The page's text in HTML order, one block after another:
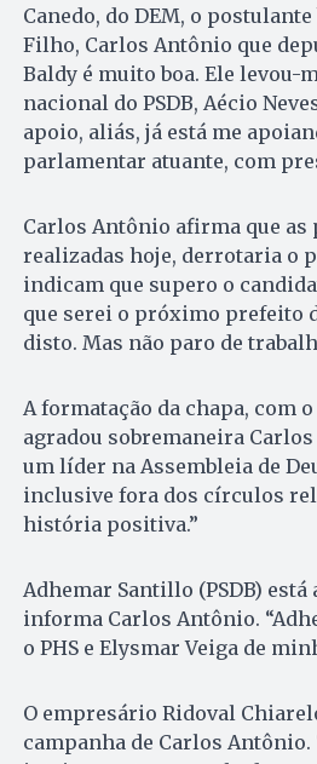
Canedo, do DEM, o
Filho, Carlos Antônio que
Baldy é muito boa. Ele levou-
nacional do PSDB, Aécio
apoio, aliás, já está me
parlamentar atuante, com
Carlos Antônio afirma que as
realizadas hoje, derrotaria o
indicam que supero o
que serei o próximo prefeito
disto. Mas não paro de
A formatação da chapa, com
agradou sobremaneira
um líder na Assembleia de
inclusive fora dos círculos
história positiva.”
Adhemar Santillo (PSDB)
informa Carlos Antônio.
o PHS e Elysmar Veiga de
O empresário Ridoval
campanha de Carlos Antônio.